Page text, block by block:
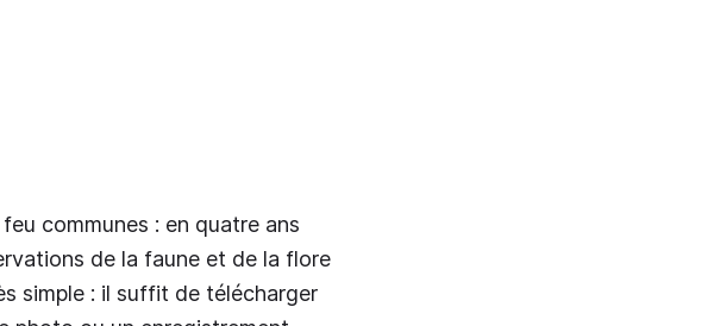
communes : en quatre ans
de la faune et de la flore
simple : il suffit de télécharger